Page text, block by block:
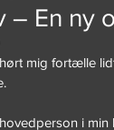
– En ny
mig fortælle
i